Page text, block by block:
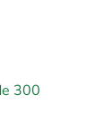
300